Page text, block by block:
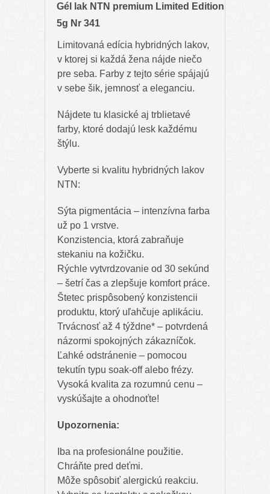
Gél lak NTN premium Limited Edition
5g Nr 341
Limitovaná edícia hybridných lakov,
v ktorej si každá žena nájde niečo
pre seba. Farby z tejto série spájajú
v sebe šik, jemnosť a eleganciu.
Nájdete tu klasické aj trblietavé
farby, ktoré dodajú lesk každému
štýlu.
Vyberte si kvalitu hybridných lakov
NTN:
Sýta pigmentácia – intenzívna farba
už po 1 vrstve.
Konzistencia, ktorá zabraňuje
stekaniu na kožičku.
Rýchle vytvrdzovanie od 30 sekúnd
– šetrí čas a zlepšuje komfort práce.
Štetec prispôsobený konzistencii
produktu, ktorý uľahčuje aplikáciu.
Trvácnosť až 4 týždne* – potvrdená
názormi spokojných zákazníčok.
Ľahké odstránenie – pomocou
tekutín typu soak-off alebo frézy.
Vysoká kvalita za rozumnú cenu –
vyskúšajte a ohodnoťte!
Upozornenia:
Iba na profesionálne použitie.
Chráňte pred deťmi.
Môže spôsobiť alergickú reakciu.